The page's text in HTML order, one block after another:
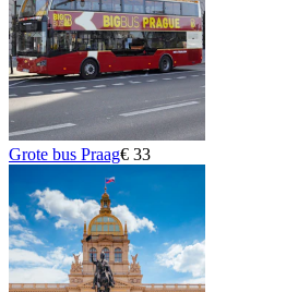
Grote bus Praag€ 33